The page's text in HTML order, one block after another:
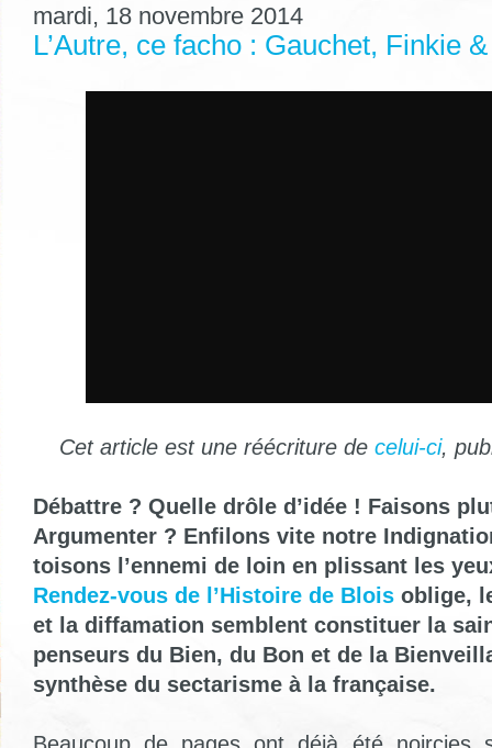
mardi, 18 novembre 2014
L’Autre, ce facho : Gauchet, Finkie
Cet article est une réécriture de celui-ci,
Débattre ? Quelle drôle d’idée ! Faisons
Argumenter ? Enfilons vite notre
toisons l’ennemi de loin en plissant les
Rendez-vous de l’Histoire de Blois oblige,
et la diffamation semblent constituer la
penseurs du Bien, du Bon et de la
synthèse du sectarisme à la française.